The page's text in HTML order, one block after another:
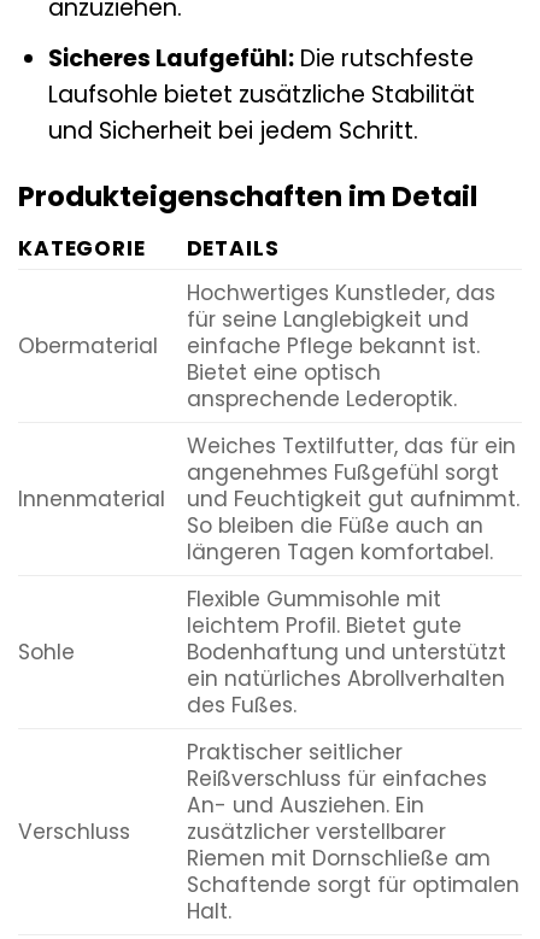
anzuziehen.
Sicheres Laufgefühl:Die rutschfeste
Laufsohle bietet zusätzliche Stabilität
und Sicherheit bei jedem Schritt.
Produkteigenschaften im Detail
KATEGORIE DETAILS
Obermaterial
Hochwertiges Kunstleder, das
für seine Langlebigkeit und
einfache Pflege bekannt ist.
Bietet eine optisch
ansprechende Lederoptik.
Innenmaterial
Weiches Textilfutter, das für ein
angenehmes Fußgefühl sorgt
und Feuchtigkeit gut aufnimmt.
So bleiben die Füße auch an
längeren Tagen komfortabel.
Sohle
Flexible Gummisohle mit
leichtem Profil. Bietet gute
Bodenhaftung und unterstützt
ein natürliches Abrollverhalten
des Fußes.
Verschluss
Praktischer seitlicher
Reißverschluss für einfaches
An- und Ausziehen. Ein
zusätzlicher verstellbarer
Riemen mit Dornschließe am
Schaftende sorgt für optimalen
Halt.